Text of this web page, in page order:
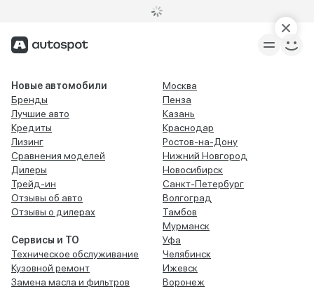
Новые автомобили
Бренды
Лучшие авто
Кредиты
Лизинг
Сравнения моделей
Дилеры
Трейд-ин
Отзывы об авто
Отзывы о дилерах
Сервисы и ТО
Техническое обслуживание
Кузовной ремонт
Замена масла и фильтров
Москва
Пенза
Казань
Краснодар
Ростов-на-Дону
Нижний Новгород
Новосибирск
Санкт-Петербург
Волгоград
Тамбов
Мурманск
Уфа
Челябинск
Ижевск
Воронеж